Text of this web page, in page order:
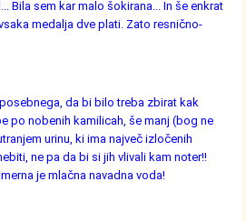
Bila sem kar malo šokirana... In še enkrat
medalja dve plati. Zato resnično-
da bi bilo treba zbirat kak
po nobenih kamilicah, še manj (bog ne
urinu, ki ima največ izločenih
ne pa da bi si jih vlivali kam noter!!
je mlačna navadna voda!